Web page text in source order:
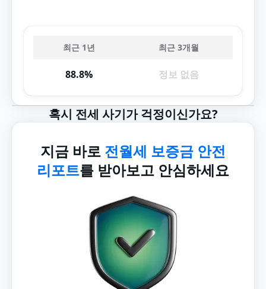
최근 1년 최근 3개월
88.8% 정보 없음
혹시 전세 사기가 걱정이신가요?
지금 바로 전월세 보증금 안전
리포트를 받아보고 안심하세요